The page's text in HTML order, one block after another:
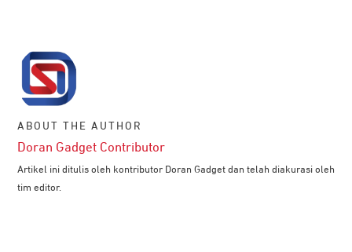
ABOUT THE AUTHOR
Doran Gadget Contributor
Artikel ini ditulis oleh kontributor Doran Gadget dan telah diakurasi oleh
tim editor.